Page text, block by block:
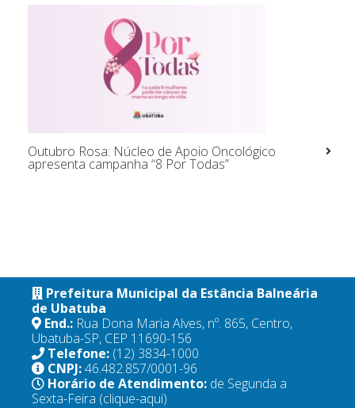
Outubro Rosa: Núcleo de Apoio Oncológico
apresenta campanha “8 Por Todas”
Prefeitura Municipal da Estância Balneária
de Ubatuba
End.: Rua Dona Maria Alves, nº. 865, Centro,
Ubatuba-SP, CEP 11690-156
Telefone: (12) 3834-1000
CNPJ:46.482.857/0001-96
Horário de Atendimento: de Segunda a
Sexta-Feira (clique-aqui)